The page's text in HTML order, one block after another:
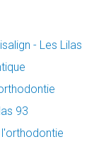
- Les Lilas
93